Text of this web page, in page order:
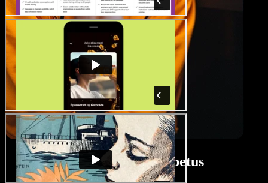
Introde loomise õpetus